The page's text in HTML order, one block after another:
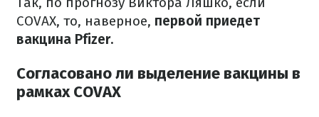
COVAX, то, наверное, первой приедет
вакцина Pfizer.
Согласовано ли выделение вакцины в
рамках COVAX